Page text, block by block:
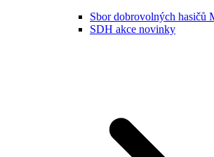
Sbor dobrovolných hasičů
SDH akce novinky